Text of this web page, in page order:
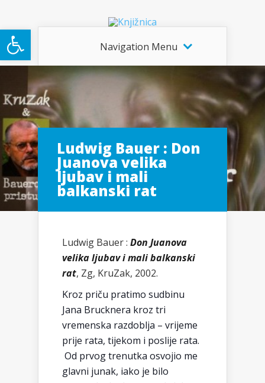
Open toolbar Navigation Menu
Ludwig Bauer : Don
Juanova velika
ljubav i mali
balkanski rat
Ludwig Bauer : Don Juanova
velika ljubav i mali balkanski
rat, Zg, KruZak, 2002.
Kroz priču pratimo sudbinu
Jana Brucknera kroz tri
vremenska razdoblja – vrijeme
prije rata, tijekom i poslije rata.
Od prvog trenutka osvojio me
glavni junak, iako je bilo